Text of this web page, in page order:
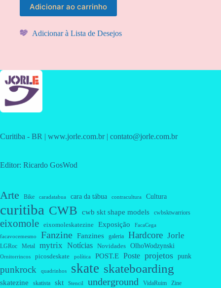
Adicionar ao carrinho
Adicionar à Lista de Desejos
Curitiba - BR | www.jorle.com.br | contato@jorle.com.br
Editor: Ricardo GosWod
Arte Bike caradatabua cara da tábua contracultura Cultura
curitiba CWB cwb skt shape models cwbsktwarriors
eixomole eixomoleskatezine Exposição FacaCega
facavocemesmo Fanzine Fanzines galeria Hardcore Jorle
LGRoc Metal mytrix Notícias Novidades OlhoWodzynski
Ornitorrincos picosdeskate política POST.E Poste projetos punk
punkrock quadrinhos skate skateboarding
skatezine skatista skt Stencil underground VidaRuim Zine